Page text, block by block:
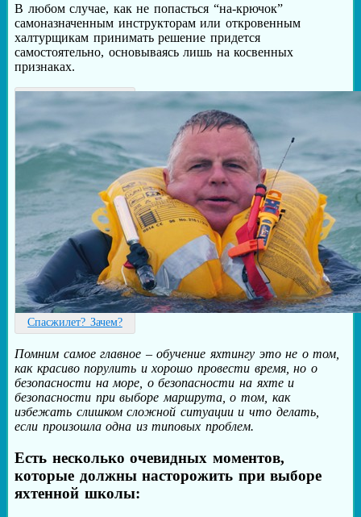
В любом случае, как не попасться “на-крючок”
самоназначенным инструкторам или откровенным
халтурщикам принимать решение придется
самостоятельно, основываясь лишь на косвенных
признаках.
Спасжилет? Зачем?
Помним самое главное – обучение яхтингу это не о том,
как красиво порулить и хорошо провести время, но о
безопасности на море, о безопасности на яхте и
безопасности при выборе маршрута, о том, как
избежать слишком сложной ситуации и что делать,
если произошла одна из типовых проблем.
Есть несколько очевидных моментов,
которые должны насторожить при выборе
яхтенной школы: